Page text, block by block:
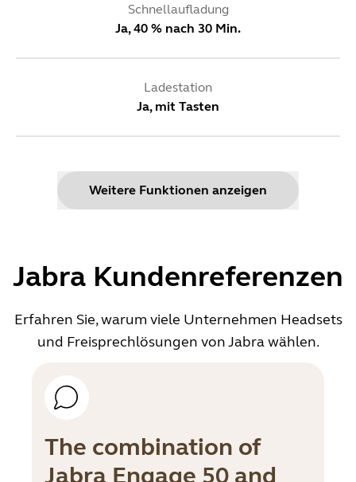
Schnellaufladung
Ja, 40 % nach 30 Min.
Ladestation
Ja, mit Tasten
Ja
Schnurlose Reichweite
150 m
DECT
Weitere Funktionen anzeigen
Jabra Kundenreferenzen
Erfahren Sie, warum viele Unternehmen Headsets
und Freisprechlösungen von Jabra wählen.
The combination of
Jabra Engage 50 and